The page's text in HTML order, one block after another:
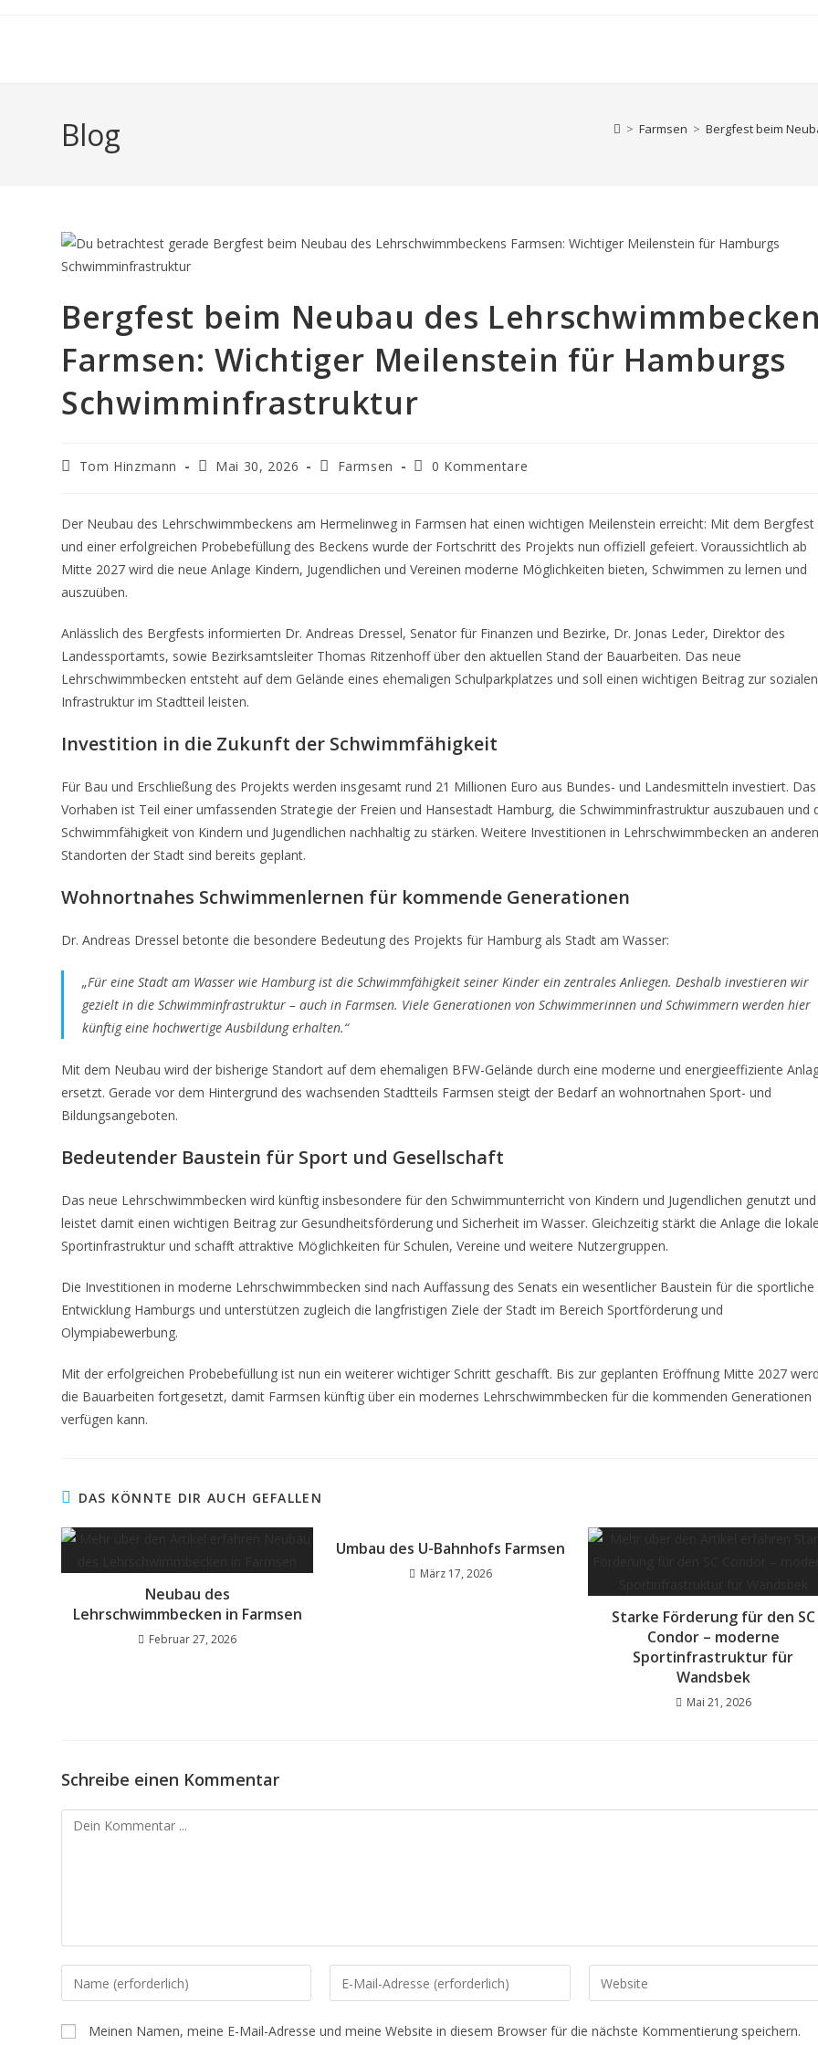
Blog > Farmsen > Bergfest beim
Bergfest beim Neubau des
Farmsen: Wichtiger Meilenstein für Hamburgs
Schwimminfrastruktur
Beitrags-
Tom Hinzmann
BeitragMai 30, 2026
Beitrags-
Farmsen
Beitrags-
0 Kommentare
Der Neubau des Lehrschwimmbeckens am Hermelinweg in Farmsen hat einen wichtigen Meilenstein erreicht: Mit dem Bergfest
und einer erfolgreichen Probebefüllung des Beckens wurde der Fortschritt des Projekts nun offiziell gefeiert. Voraussichtlich ab
Mitte 2027 wird die neue Anlage Kindern, Jugendlichen und Vereinen moderne Möglichkeiten bieten, Schwimmen zu lernen und
auszuüben.
Anlässlich des Bergfests informierten Dr. Andreas Dressel, Senator für Finanzen und Bezirke, Dr. Jonas Leder, Direktor des
Landessportamts, sowie Bezirksamtsleiter Thomas Ritzenhoff über den aktuellen Stand der Bauarbeiten. Das neue
Lehrschwimmbecken entsteht auf dem Gelände eines ehemaligen Schulparkplatzes und soll einen wichtigen Beitrag zur sozialen
Infrastruktur im Stadtteil leisten.
Investition in die Zukunft der Schwimmfähigkeit
Für Bau und Erschließung des Projekts werden insgesamt rund 21 Millionen Euro aus Bundes- und Landesmitteln investiert. Das
Vorhaben ist Teil einer umfassenden Strategie der Freien und Hansestadt Hamburg, die Schwimminfrastruktur auszubauen und
Schwimmfähigkeit von Kindern und Jugendlichen nachhaltig zu stärken. Weitere Investitionen in Lehrschwimmbecken an
Standorten der Stadt sind bereits geplant.
Wohnortnahes Schwimmenlernen für kommende Generationen
Dr. Andreas Dressel betonte die besondere Bedeutung des Projekts für Hamburg als Stadt am Wasser:
„Für eine Stadt am Wasser wie Hamburg ist die Schwimmfähigkeit seiner Kinder ein zentrales Anliegen. Deshalb investieren wir
gezielt in die Schwimminfrastruktur – auch in Farmsen. Viele Generationen von Schwimmerinnen und Schwimmern werden hier
künftig eine hochwertige Ausbildung erhalten.“
Mit dem Neubau wird der bisherige Standort auf dem ehemaligen BFW-Gelände durch eine moderne und energieeffiziente
ersetzt. Gerade vor dem Hintergrund des wachsenden Stadtteils Farmsen steigt der Bedarf an wohnortnahen Sport- und
Bildungsangeboten.
Bedeutender Baustein für Sport und Gesellschaft
Das neue Lehrschwimmbecken wird künftig insbesondere für den Schwimmunterricht von Kindern und Jugendlichen genutzt und
leistet damit einen wichtigen Beitrag zur Gesundheitsförderung und Sicherheit im Wasser. Gleichzeitig stärkt die Anlage die
Sportinfrastruktur und schafft attraktive Möglichkeiten für Schulen, Vereine und weitere Nutzergruppen.
Die Investitionen in moderne Lehrschwimmbecken sind nach Auffassung des Senats ein wesentlicher Baustein für die sportliche
Entwicklung Hamburgs und unterstützen zugleich die langfristigen Ziele der Stadt im Bereich Sportförderung und
Olympiabewerbung.
Mit der erfolgreichen Probebefüllung ist nun ein weiterer wichtiger Schritt geschafft. Bis zur geplanten Eröffnung Mitte 2027
die Bauarbeiten fortgesetzt, damit Farmsen künftig über ein modernes Lehrschwimmbecken für die kommenden Generationen
verfügen kann.
DAS KÖNNTE DIR AUCH GEFALLEN
Neubau des
Lehrschwimmbecken in Farmsen
Februar 27, 2026
Umbau des U-Bahnhofs Farmsen
März 17, 2026
Starke Förderung für den SC
Condor – moderne
Sportinfrastruktur für
Wandsbek
Mai 21, 2026
Schreibe einen Kommentar
Kommentieren
Gib
deinen
Namen
Gib
deine
Gib
deine
Meinen Namen, meine E-Mail-Adresse und meine Website in diesem Browser für die nächste Kommentierung speichern.